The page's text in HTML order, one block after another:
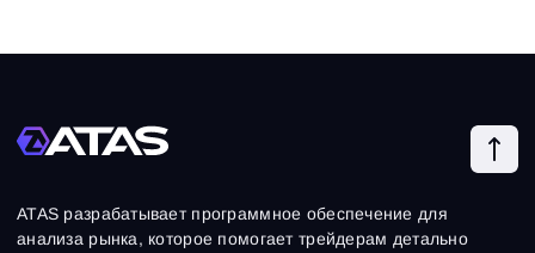
ATAS разрабатывает программное обеспечение для
анализа рынка, которое помогает трейдерам детально